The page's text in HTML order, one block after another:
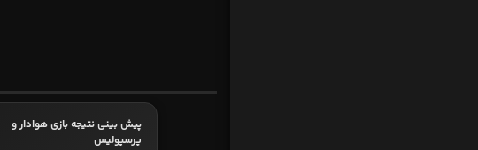
پیش بینی نتیجه بازی هوادار و
پرسپولیس